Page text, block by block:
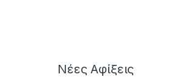
Νέες Αφίξεις